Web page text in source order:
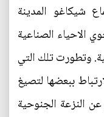
شيكاغو المدينة
الاحياء الصناعية
وتطورت تلك التي
ببعضها لتصيغ
النزعة الجنوحية